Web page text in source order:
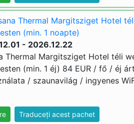
Thermal Margitsziget Hotel
(min. 1 noapte)
- 2026.12.22
Thermal Margitsziget Hotel téli
(min. 1 éj) 84 EUR / fő / éj
/ szaunavilág / ingyenes
Traduceți acest pachet